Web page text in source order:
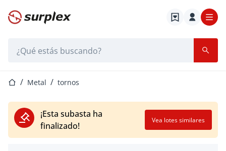
Página de inicio
Página de inicio
Metal tornos
¡Esta subasta ha
finalizado!
Vea lotes similares